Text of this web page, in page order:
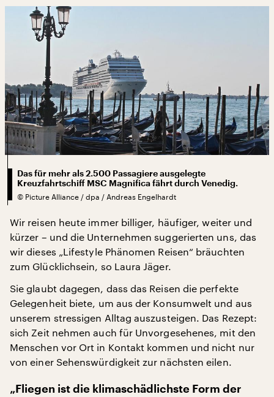
Das für mehr als 2.500 Passagiere ausgelegte
Kreuzfahrtschiff MSC Magnifica fährt durch Venedig.
© Picture Alliance / dpa / Andreas Engelhardt
Wir reisen heute immer billiger, häufiger, weiter und
kürzer – und die Unternehmen suggerierten uns, das
wir dieses „Lifestyle Phänomen Reisen“ bräuchten
zum Glücklichsein, so Laura Jäger.
Sie glaubt dagegen, dass das Reisen die perfekte
Gelegenheit biete, um aus der Konsumwelt und aus
unserem stressigen Alltag auszusteigen. Das Rezept:
sich Zeit nehmen auch für Unvorgesehenes, mit den
Menschen vor Ort in Kontakt kommen und nicht nur
von einer Sehenswürdigkeit zur nächsten eilen.
„Fliegen ist die klimaschädlichste Form der